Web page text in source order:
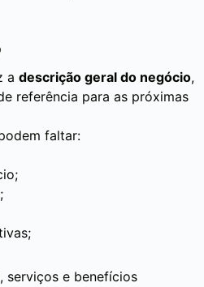
a descrição geral do negócio,
referência para as próximas
faltar:
serviços e benefícios